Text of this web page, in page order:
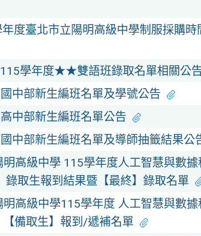
度臺北市立陽明高級中學制服採購時
學年度★★雙語班錄取名單相關
中部新生編班名單及學號公告
中部新生編班名單公告
中部新生編班名單及導師抽籤結果公
明高級中學 115學年度人工智慧與數
錄取生報到結果暨【最終】錄取名單
明高級中學115學年度 人工智慧與數
【備取生】報到/遞補名單